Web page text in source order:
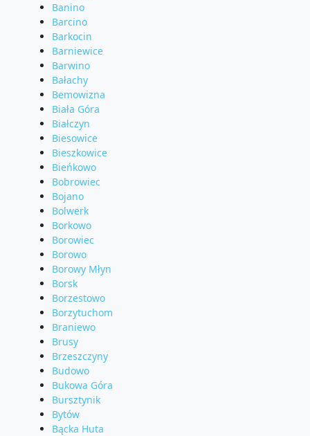
Banino
Barcino
Barkocin
Barniewice
Barwino
Bałachy
Bemowizna
Biała Góra
Białczyn
Biesowice
Bieszkowice
Bieńkowo
Bobrowiec
Bojano
Bolwerk
Borkowo
Borowiec
Borowo
Borowy Młyn
Borsk
Borzestowo
Borzytuchom
Braniewo
Brusy
Brzeszczyny
Budowo
Bukowa Góra
Bursztynik
Bytów
Bącka Huta